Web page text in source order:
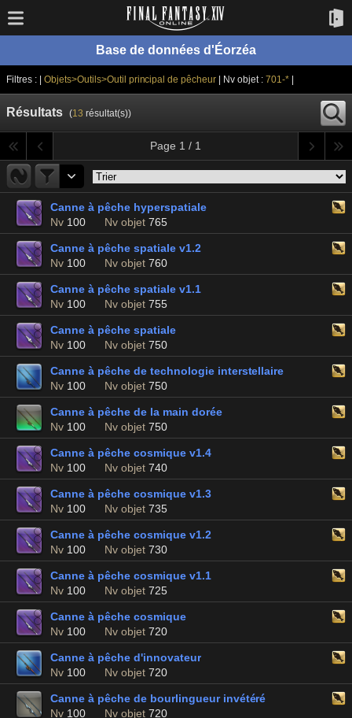
Base de données d'Éorzéa
Filtres : | Objets>Outils>Outil principal de pêcheur | Nv objet :701-*|
Résultats (13 résultat(s))
Page 1 / 1
Canne à pêche hyperspatiale
Nv 100 Nv objet 765
Canne à pêche spatiale v1.2
Nv 100 Nv objet 760
Canne à pêche spatiale v1.1
Nv 100 Nv objet 755
Canne à pêche spatiale
Nv 100 Nv objet 750
Canne à pêche de technologie interstellaire
Nv 100 Nv objet 750
Canne à pêche de la main dorée
Nv 100 Nv objet 750
Canne à pêche cosmique v1.4
Nv 100 Nv objet 740
Canne à pêche cosmique v1.3
Nv 100 Nv objet 735
Canne à pêche cosmique v1.2
Nv 100 Nv objet 730
Canne à pêche cosmique v1.1
Nv 100 Nv objet 725
Canne à pêche cosmique
Nv 100 Nv objet 720
Canne à pêche d'innovateur
Nv 100 Nv objet 720
Canne à pêche de bourlingueur invétéré
Nv 100 Nv objet 720